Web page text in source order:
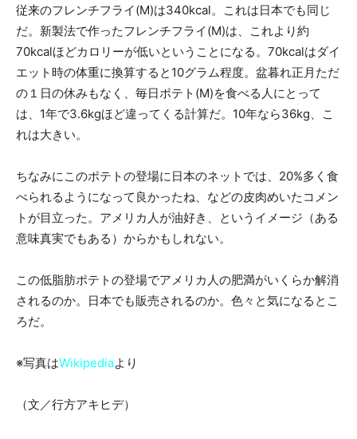
従来のフレンチフライ(M)は340kcal。これは日本でも同じ
だ。新製法で作ったフレンチフライ(M)は、これより約
70kcalほどカロリーが低いということになる。70kcalはダイ
エット時の体重に換算すると10グラム程度。盆暮れ正月ただ
の１日の休みもなく、毎日ポテト(M)を食べる人にとって
は、1年で3.6kgほど違ってくる計算だ。10年なら36kg、こ
れは大きい。
ちなみにこのポテトの登場に日本のネットでは、20%多く食
べられるようになって良かったね、などの皮肉めいたコメン
トが目立った。アメリカ人が油好き、というイメージ（ある
意味真実でもある）からかもしれない。
この低脂肪ポテトの登場でアメリカ人の肥満がいくらか解消
されるのか。日本でも販売されるのか。色々と気になるとこ
ろだ。
※写真はWikipediaより
（文／行方アキヒデ）